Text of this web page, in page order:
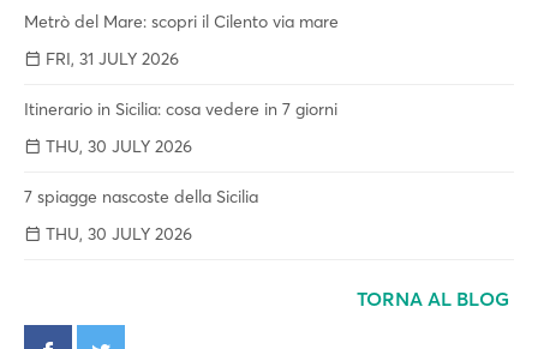
Metrò del Mare: scopri il Cilento via mare
FRI, 31 JULY 2026
Itinerario in Sicilia: cosa vedere in 7 giorni
THU, 30 JULY 2026
7 spiagge nascoste della Sicilia
THU, 30 JULY 2026
TORNA AL BLOG